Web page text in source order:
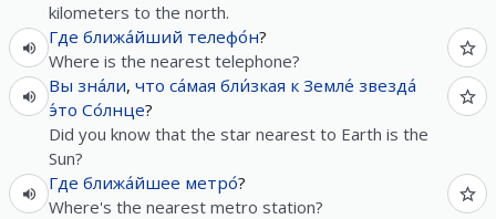
kilometers to the north.
Где ближа́йший телефо́н?
Where is the nearest telephone?
Вы зна́ли, что са́мая бли́зкая к Земле́ звезда́
э́то Со́лнце?
Did you know that the star nearest to Earth is the
Sun?
Где ближа́йшее метро́?
Where's the nearest metro station?